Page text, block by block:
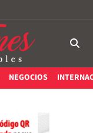
NEGOCIOS